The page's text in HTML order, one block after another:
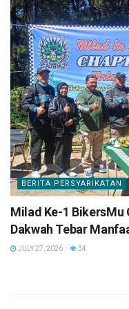
BERITA PERSYARIKATAN
Milad Ke-1 BikersMu
Dakwah Tebar
JULY 27, 2026 34